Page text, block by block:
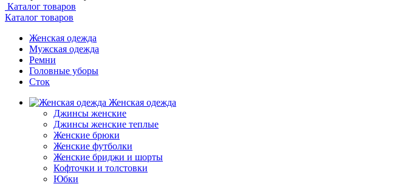
Каталог товаров
Каталог товаров
Женская одежда
Мужская одежда
Ремни
Головные уборы
Сток
Женская одежда
Джинсы женские
Джинсы женские теплые
Женские брюки
Женские футболки
Женские бриджи и шорты
Кофточки и толстовки
Юбки